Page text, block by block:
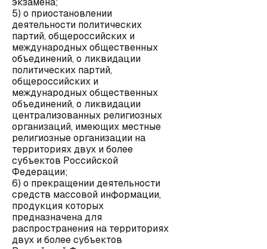
5) о приостановлении
деятельности политических
партий, общероссийских и
международных общественных
объединений, о ликвидации
политических партий,
общероссийских и
международных общественных
объединений, о ликвидации
централизованных религиозных
организаций, имеющих местные
религиозные организации на
территориях двух и более
субъектов Российской
Федерации;
6) о прекращении деятельности
средств массовой информации,
продукция которых
предназначена для
распространения на территориях
двух и более субъектов